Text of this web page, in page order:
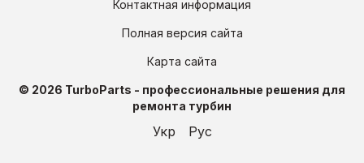
Контактная информация
Полная версия сайта
Карта сайта
© 2026 TurboParts - профессиональные решения для
ремонта турбин
Укр Рус